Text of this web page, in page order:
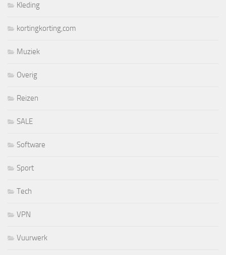
Kleding
kortingkorting,com
Muziek
Overig
Reizen
SALE
Software
Sport
Tech
VPN
Vuurwerk